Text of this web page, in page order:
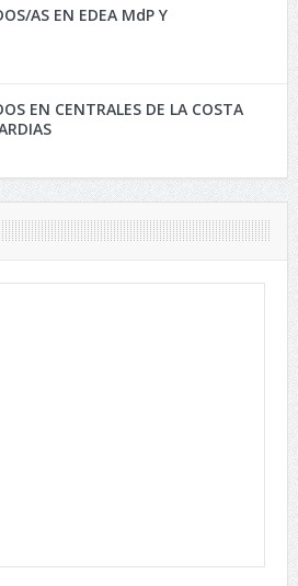
AS EN EDEA MdP Y
EN CENTRALES DE LA COSTA